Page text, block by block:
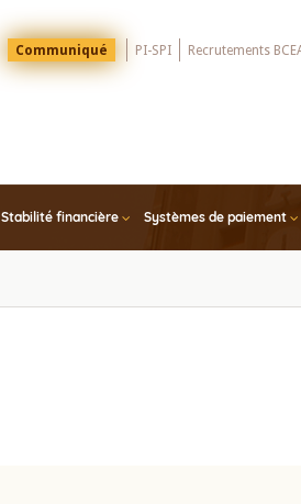
Menu
Top
Communiqué PI-SPI Recrutements
Stabilité financière Systèmes de paiement